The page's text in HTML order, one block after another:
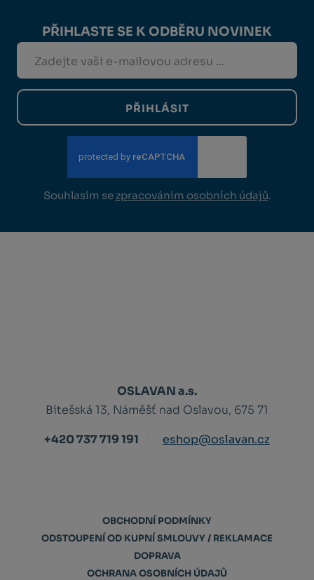
PŘIHLASTE SE K ODBĚRU NOVINEK
PŘIHLÁSIT
Souhlasím se zpracováním osobních údajů.
OSLAVAN a.s.
Bítešská 13, Náměšť nad Oslavou, 675 71
+420 737 719 191
eshop@oslavan.cz
OBCHODNÍ PODMÍNKY
ODSTOUPENÍ OD KUPNÍ SMLOUVY / REKLAMACE
DOPRAVA
OCHRANA OSOBNÍCH ÚDAJŮ